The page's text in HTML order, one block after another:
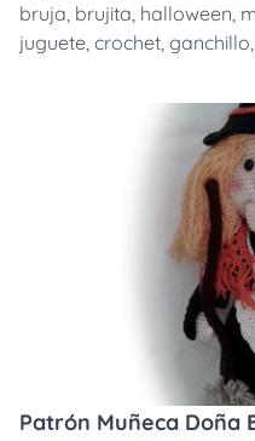
bruja, brujita, halloween,
juguete, crochet, ganchillo,
Patrón Muñeca Doña